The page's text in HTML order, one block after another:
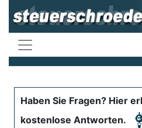
Haben Sie Fragen? Hier
kostenlose Antworten.